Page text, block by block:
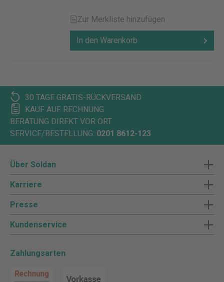
Zur Merkliste hinzufügen
In den Warenkorb
30 TAGE GRATIS-RÜCKVERSAND
KAUF AUF RECHNUNG
BERATUNG DIREKT VOR ORT
SERVICE/BESTELLUNG: 0201 8612-123
Über Soldan
Karriere
Presse
Kundenservice
Zahlungsarten